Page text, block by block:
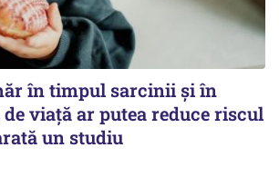
în timpul sarcinii și în
viață ar putea reduce riscul
un studiu